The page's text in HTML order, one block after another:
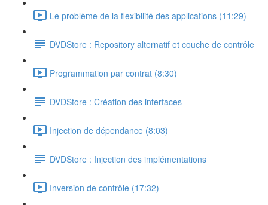
Le problème de la flexibilité des applications (11:29)
DVDStore : Repository alternatif et couche de contrôle
Programmation par contrat (8:30)
DVDStore : Création des interfaces
Injection de dépendance (8:03)
DVDStore : Injection des implémentations
Inversion de contrôle (17:32)